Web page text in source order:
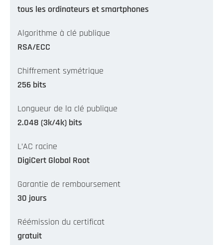
tous les ordinateurs et smartphones
Algorithme à clé publique
RSA/ECC
Chiffrement symétrique
256 bits
Longueur de la clé publique
2.048 (3k/4k) bits
L’AC racine
DigiCert Global Root
Garantie de remboursement
30 jours
Réémission du certificat
gratuit